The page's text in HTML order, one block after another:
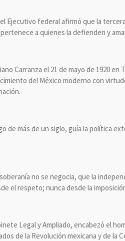
Ejecutivo federal afirmó que la
a quienes la defienden y
Carranza el 21 de mayo de 1920
del México moderno con
de más de un siglo, guía la política
no se negocia, que la
el respeto; nunca desde la
Legal y Ampliado, encabezó el
de la Revolución mexicana y de la